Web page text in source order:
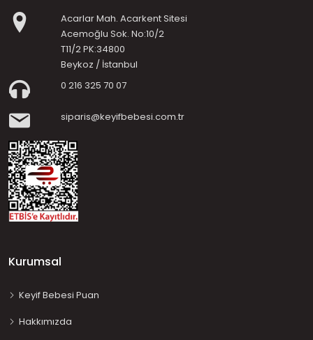
Acarlar Mah. Acarkent Sitesi
Acemoğlu Sok. No:10/2
T11/2 PK:34800
Beykoz / İstanbul
0 216 325 70 07
siparis@keyifbebesi.com.tr
Kurumsal
Keyif Bebesi Puan
Hakkımızda